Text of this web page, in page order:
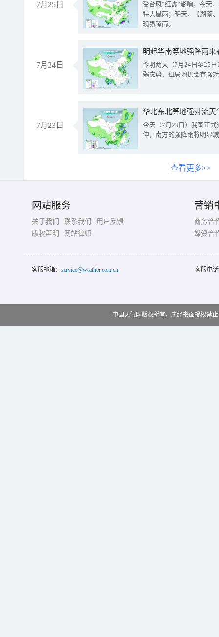
7月25日
受台风“红霞”影响，今天
特大暴雨；明天，【湖南
现强降雨。
7月24日
明起华南等地强降雨
今明两天（7月24日至25
弱态势，但局地仍会有强
7月23日
华北东北等地强对流天
今天（7月23日）我国正
伸，南方的强降雨将明显
查看更多>>
网站服务
关于我们 联系我们
用户反馈
版权声明
网站律师
营销
商务合
媒资合
客服邮箱： service@weather.com.cn 客服电
中国天气网版权所有，未经书面授权